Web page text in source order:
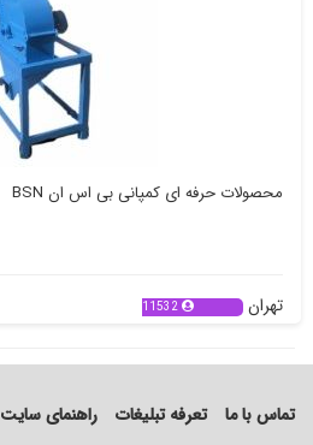
محصولات حرفه ای کمپانی بی اس ان BSN
تهران 11532
تماس با ما تعرفه تبلیغات راهنمای سایت